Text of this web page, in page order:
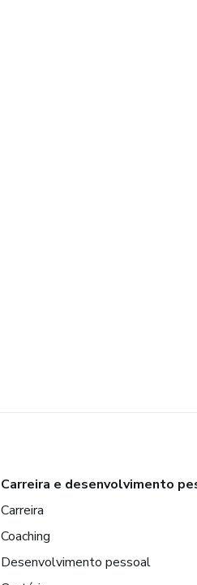
Carreira e desenvolvimento
Carreira
Coaching
Desenvolvimento pessoal